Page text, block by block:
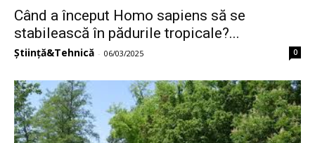
Când a început Homo sapiens să se
stabilească în pădurile tropicale?...
Știință&Tehnică - 06/03/2025 0